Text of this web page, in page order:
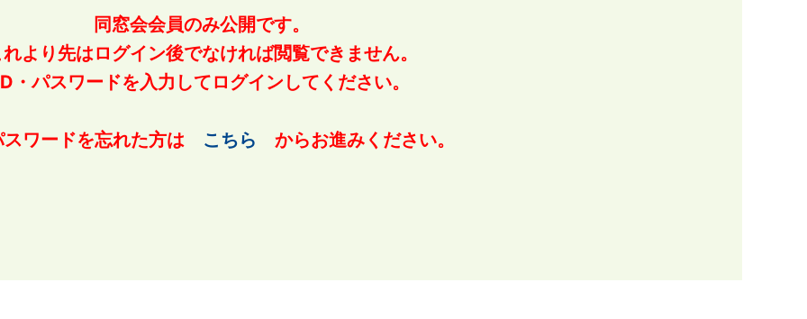
同窓会会員のみ公開です。
より先はログイン後でなければ閲覧できません。
・パスワードを入力してログインしてください。
ワードを忘れた方は こちら からお進みください。